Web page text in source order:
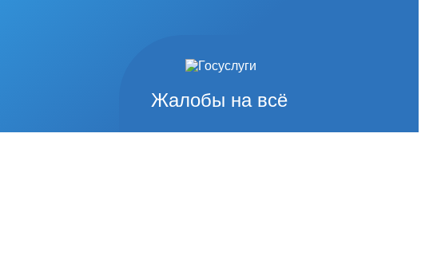
Жалобы на всё